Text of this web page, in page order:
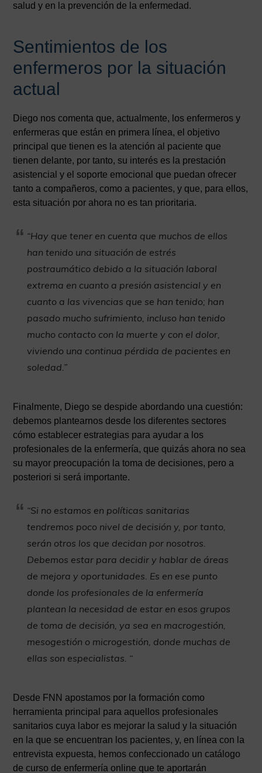
salud y en la prevención de la enfermedad.
Sentimientos de los
enfermeros por la situación
actual
Diego nos comenta que, actualmente, los enfermeros y
enfermeras que están en primera línea, el objetivo
principal que tienen es la atención al paciente que
tienen delante, por tanto, su interés es la prestación
asistencial y el soporte emocional que puedan ofrecer
tanto a compañeros, como a pacientes, y que, para ellos,
esta situación por ahora no es tan prioritaria.
“Hay que tener en cuenta que muchos de ellos
han tenido una situación de estrés
postraumático debido a la situación laboral
extrema en cuanto a presión asistencial y en
cuanto a las vivencias que se han tenido; han
pasado mucho sufrimiento, incluso han tenido
mucho contacto con la muerte y con el dolor,
viviendo una continua pérdida de pacientes en
soledad.”
Finalmente, Diego se despide abordando una cuestión:
debemos plantearnos desde los diferentes sectores
cómo establecer estrategias para ayudar a los
profesionales de la enfermería, que quizás ahora no sea
su mayor preocupación la toma de decisiones, pero a
posteriori si será importante.
“Si no estamos en políticas sanitarias
tendremos poco nivel de decisión y, por tanto,
serán otros los que decidan por nosotros.
Debemos estar para decidir y hablar de áreas
de mejora y oportunidades. Es en ese punto
donde los profesionales de la enfermería
plantean la necesidad de estar en esos grupos
de toma de decisión, ya sea en macrogestión,
mesogestión o microgestión, donde muchas de
ellas son especialistas. “
Desde FNN apostamos por la formación como
herramienta principal para aquellos profesionales
sanitarios cuya labor es mejorar la salud y la situación
en la que se encuentran los pacientes, y, en línea con la
entrevista expuesta, hemos confeccionado un catálogo
de curso de enfermería online que te aportarán